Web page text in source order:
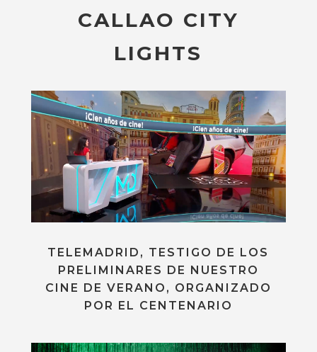
CALLAO CITY
LIGHTS
TELEMADRID, TESTIGO DE LOS
PRELIMINARES DE NUESTRO
CINE DE VERANO, ORGANIZADO
POR EL CENTENARIO